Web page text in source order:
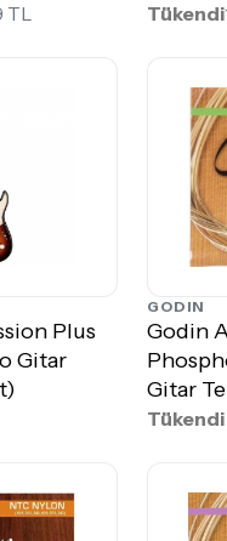
TL Tükendi
Plus
Gitar
GODIN
Godin
Gitar
Tükendi